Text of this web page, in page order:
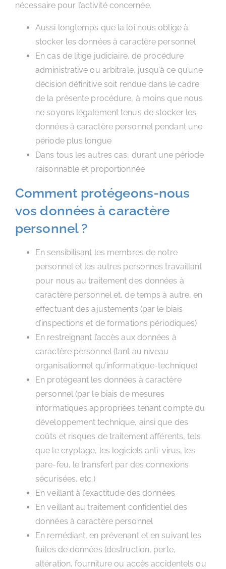
nécessaire pour l’activité concernée.
Aussi longtemps que la loi nous oblige à
stocker les données à caractère personnel
En cas de litige judiciaire, de procédure
administrative ou arbitrale, jusqu’à ce qu’une
décision définitive soit rendue dans le cadre
de la présente procédure, à moins que nous
ne soyons légalement tenus de stocker les
données à caractère personnel pendant une
période plus longue
Dans tous les autres cas, durant une période
raisonnable et proportionnée
Comment protégeons-nous
vos données à caractère
personnel ?
En sensibilisant les membres de notre
personnel et les autres personnes travaillant
pour nous au traitement des données à
caractère personnel et, de temps à autre, en
effectuant des ajustements (par le biais
d’inspections et de formations périodiques)
En restreignant l’accès aux données à
caractère personnel (tant au niveau
organisationnel qu’informatique-technique)
En protégeant les données à caractère
personnel (par le biais de mesures
informatiques appropriées tenant compte du
développement technique, ainsi que des
coûts et risques de traitement afférents, tels
que le cryptage, les logiciels anti-virus, les
pare-feu, le transfert par des connexions
sécurisées, etc.)
En veillant à l’exactitude des données
En veillant au traitement confidentiel des
données à caractère personnel
En remédiant, en prévenant et en suivant les
fuites de données (destruction, perte,
altération, fourniture ou accès accidentels ou